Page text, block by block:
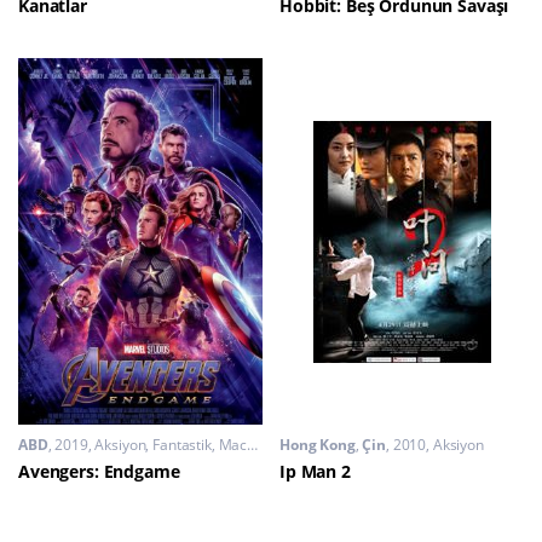
Kanatlar Hobbit: Beş Ordunun Savaşı
ABD 2019 Aksiyon, Fantastik, Macera
Avengers: Endgame
Hong Kong,Çin 2010 Aksiyon
Ip Man 2